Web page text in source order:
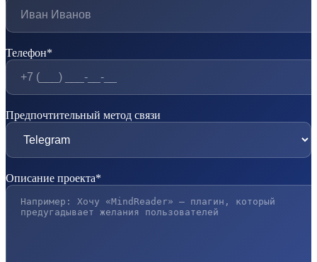
Телефон*
Предпочтительный метод связи
Описание проекта*